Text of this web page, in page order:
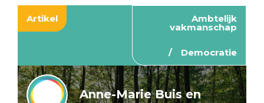
Artikel Ambtelijk
vakmanschap
Democratie
Anne-Marie Buis en